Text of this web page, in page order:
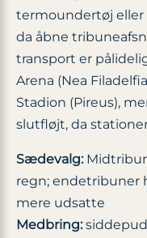
termoundertøj eller
da åbne
transport er
Arena (Nea
Stadion (Pireus),
slutfløjt, da
Sædevalg:
regn; endetribuner
mere udsatte
Medbring: